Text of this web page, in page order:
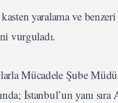
yaralama ve
vurguladı.
Mücadele Şube
İstanbul’un yanı